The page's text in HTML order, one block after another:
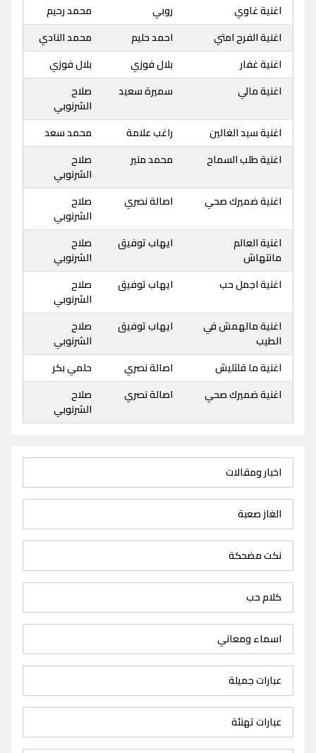
اغنية غاوي روبي
محمد رحيم
اغنية الفرح امتي
احمد حليم
محمد النادي
اغنية غفار
بلال فوزي
بلال فوزي
اغنية مالي
سميرة سعيد
صلاح
الشرنوبي
اغنية سيد الغالين
راغب علامة
محمد سعد
اغنية طلب السماح
محمد منير
صلاح
الشرنوبي
اغنية ضميرك صحي
اصالة نصري
صلاح
الشرنوبي
اغنية العالم
مانتهاش
ايهاب توفيق
صلاح
الشرنوبي
اغنية اجمل حب
ايهاب توفيق
صلاح
الشرنوبي
اغنية مالهمش في
الطيب
ايهاب توفيق
صلاح
الشرنوبي
اغنية ما قلتليش
اصالة نصري
حلمي بكر
اغنية ضميرك صحي
اصالة نصري
صلاح
الشرنوبي
اخبار ومقالات
الغاز صعبة
نكت مضحكة
كلام حب
اسماء ومعاني
عبارات جميلة
عبارات تهنئة